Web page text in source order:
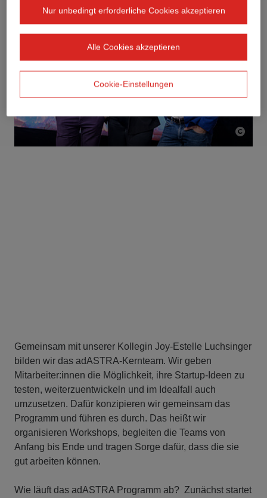
Gemeinsam mit unserer Kollegin Joy-Estelle Luchsinger
bilden wir das adASTRA-Kernteam. Wir geben
Mitarbeiter:innen die Möglichkeit, ihre Startup-Ideen zu
testen, weiterzuentwickeln und im Idealfall auch
umzusetzen. Dafür konzipieren wir gemeinsam das
Programm und führen es durch. Das heißt wir
organisieren Workshops, begleiten die Teams von
Anfang bis Ende und tragen Sorge dafür, dass die sie
gut arbeiten können.
Wie läuft das adASTRA Programm ab? Zunächst startet
Nur unbedingt erforderliche Cookies akzeptieren
Alle Cookies akzeptieren
Cookie-Einstellungen